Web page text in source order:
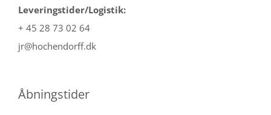
Leveringstider/Logistik:
+ 45 28 73 02 64
jr@hochendorff.dk
Åbningstider